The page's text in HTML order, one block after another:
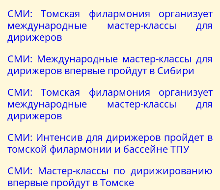
СМИ: Томская филармония организует
международные мастер-классы для
дирижеров
СМИ: Международные мастер-классы для
дирижеров впервые пройдут в Сибири
СМИ: Томская филармония организует
международные мастер-классы для
дирижеров
СМИ: Интенсив для дирижеров пройдет в
томской филармонии и бассейне ТПУ
СМИ: Мастер-классы по дирижированию
впервые пройдут в Томске